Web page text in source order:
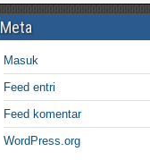
Meta
Masuk
Feed entri
Feed komentar
WordPress.org